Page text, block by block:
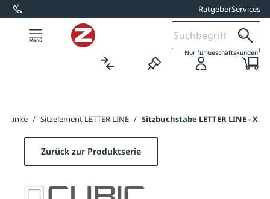
springen RatgeberServices
Nur für Geschäftskunden1
/ Sitzelement LETTER LINE / Sitzbuchstabe LETTER LINE - X
Zurück zur Produktserie